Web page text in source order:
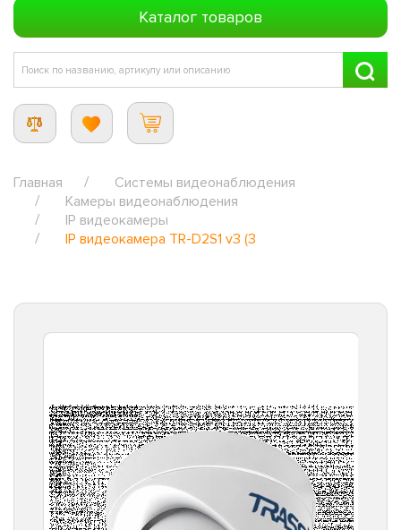
Каталог товаров
Главная
Системы видеонаблюдения
Камеры видеонаблюдения
IP видеокамеры
IP видеокамера TR-D2S1 v3 (3